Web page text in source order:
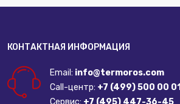
КОНТАКТНАЯ ИНФОРМАЦИЯ
Email: info@termoros.com
Call-центр: +7 (499) 500 00 01
Сервис: +7 (495) 447-36-45